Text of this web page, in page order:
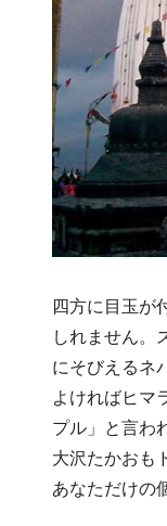
四方に目玉が
しれません。
にそびえるネ
よければヒマ
プル」と言わ
大沢たかおも
あなただけの